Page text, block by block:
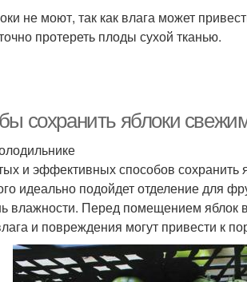
не моют, так как влага может
протереть плоды сухой тканью.
сохранить яблоки
и эффективных способов сохранить
идеально подойдет отделение для
влажности. Перед помещением яблок
и повреждения могут привести к